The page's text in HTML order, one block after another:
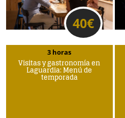
3 horas
Visitas y gastronomía en
Laguardia: Menú de
temporada
40€